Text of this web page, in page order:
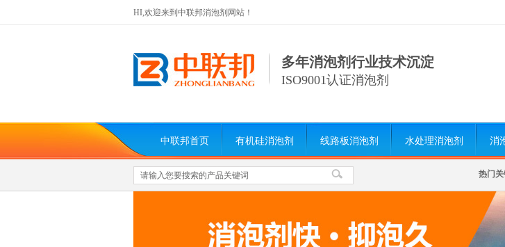
HI,欢迎来到中联邦消泡剂网站！
多年消泡剂行业技术沉淀
ISO9001认证消泡剂
中联邦首页 有机硅消泡剂 线路板消泡剂 水处理消泡剂 消
热门关